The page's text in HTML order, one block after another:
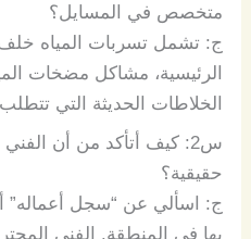
متخصص في المسايل؟
ج: تشمل تسربات المياه خلف
الرئيسية، مشاكل مضخات
الخلاطات الحديثة التي
س2: كيف أتأكد من أن
حقيقية؟
ج: اسألي عن “سجل أعماله”
بها في المنطقة. الفني